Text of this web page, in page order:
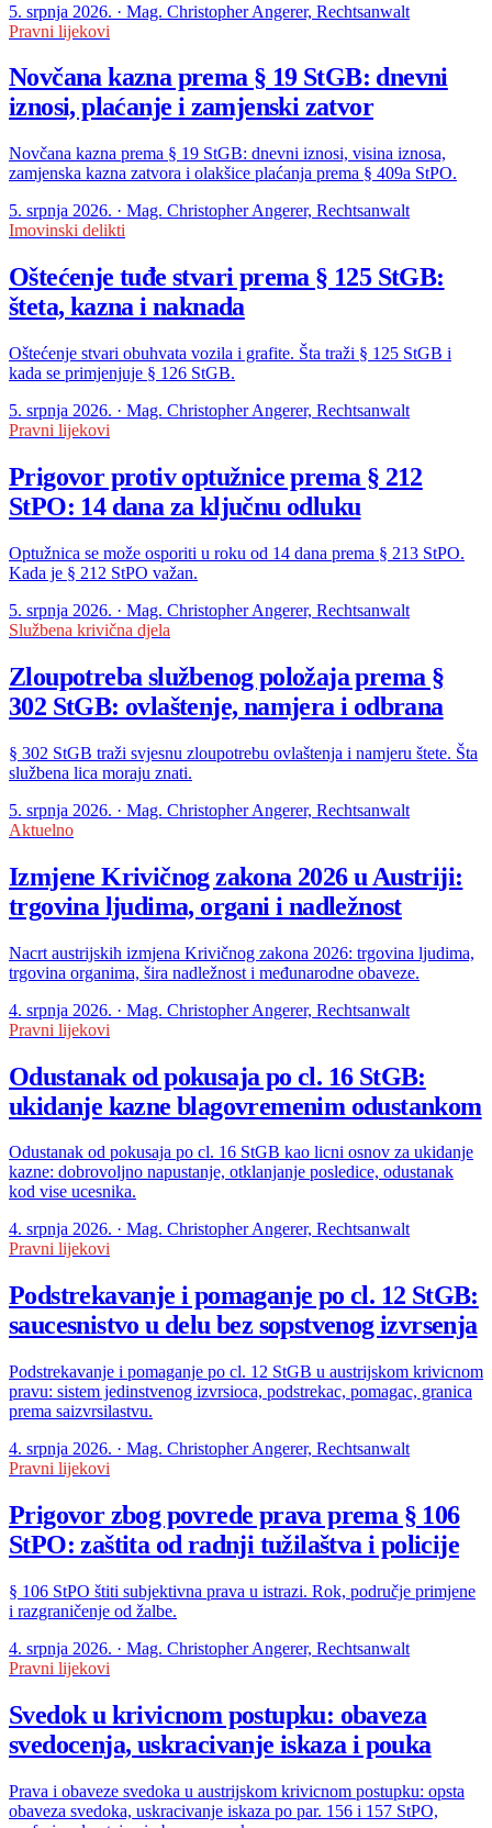
5. srpnja 2026. · Mag. Christopher Angerer, Rechtsanwalt
Pravni lijekovi
Novčana kazna prema § 19 StGB: dnevni
iznosi, plaćanje i zamjenski zatvor
Novčana kazna prema § 19 StGB: dnevni iznosi, visina iznosa,
zamjenska kazna zatvora i olakšice plaćanja prema § 409a StPO.
5. srpnja 2026. · Mag. Christopher Angerer, Rechtsanwalt
Imovinski delikti
Oštećenje tuđe stvari prema § 125 StGB:
šteta, kazna i naknada
Oštećenje stvari obuhvata vozila i grafite. Šta traži § 125 StGB i
kada se primjenjuje § 126 StGB.
5. srpnja 2026. · Mag. Christopher Angerer, Rechtsanwalt
Pravni lijekovi
Prigovor protiv optužnice prema § 212
StPO: 14 dana za ključnu odluku
Optužnica se može osporiti u roku od 14 dana prema § 213 StPO.
Kada je § 212 StPO važan.
5. srpnja 2026. · Mag. Christopher Angerer, Rechtsanwalt
Službena krivična djela
Zloupotreba službenog položaja prema §
302 StGB: ovlaštenje, namjera i odbrana
§ 302 StGB traži svjesnu zloupotrebu ovlaštenja i namjeru štete. Šta
službena lica moraju znati.
5. srpnja 2026. · Mag. Christopher Angerer, Rechtsanwalt
Aktuelno
Izmjene Krivičnog zakona 2026 u Austriji:
trgovina ljudima, organi i nadležnost
Nacrt austrijskih izmjena Krivičnog zakona 2026: trgovina ljudima,
trgovina organima, šira nadležnost i međunarodne obaveze.
4. srpnja 2026. · Mag. Christopher Angerer, Rechtsanwalt
Pravni lijekovi
Odustanak od pokusaja po cl. 16 StGB:
ukidanje kazne blagovremenim odustankom
Odustanak od pokusaja po cl. 16 StGB kao licni osnov za ukidanje
kazne: dobrovoljno napustanje, otklanjanje posledice, odustanak
kod vise ucesnika.
4. srpnja 2026. · Mag. Christopher Angerer, Rechtsanwalt
Pravni lijekovi
Podstrekavanje i pomaganje po cl. 12 StGB:
saucesnistvo u delu bez sopstvenog izvrsenja
Podstrekavanje i pomaganje po cl. 12 StGB u austrijskom krivicnom
pravu: sistem jedinstvenog izvrsioca, podstrekac, pomagac, granica
prema saizvrsilastvu.
4. srpnja 2026. · Mag. Christopher Angerer, Rechtsanwalt
Pravni lijekovi
Prigovor zbog povrede prava prema § 106
StPO: zaštita od radnji tužilaštva i policije
§ 106 StPO štiti subjektivna prava u istrazi. Rok, područje primjene
i razgraničenje od žalbe.
4. srpnja 2026. · Mag. Christopher Angerer, Rechtsanwalt
Pravni lijekovi
Svedok u krivicnom postupku: obaveza
svedocenja, uskracivanje iskaza i pouka
Prava i obaveze svedoka u austrijskom krivicnom postupku: opsta
obaveza svedoka, uskracivanje iskaza po par. 156 i 157 StPO,